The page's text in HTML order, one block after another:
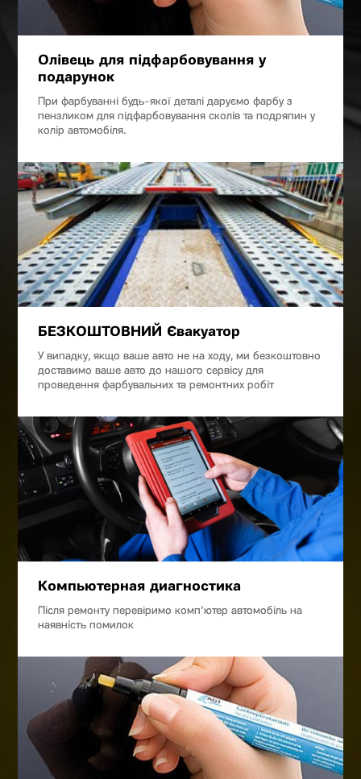
Олівець для підфарбовування у
подарунок
При фарбуванні будь-якої деталі даруємо фарбу з
пензликом для підфарбовування сколів та подряпин у
колір автомобіля.
БЕЗКОШТОВНИЙ Євакуатор
У випадку, якщо ваше авто не на ходу, ми безкоштовно
доставимо ваше авто до нашого сервісу для
проведення фарбувальних та ремонтних робіт
Компьютерная диагностика
Після ремонту перевіримо комп'ютер автомобіль на
наявність помилок